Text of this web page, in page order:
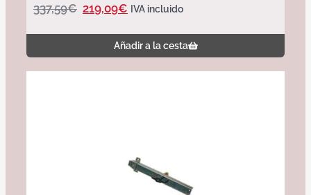
337,59€ 219,09€ IVA incluido
Añadir a la cesta